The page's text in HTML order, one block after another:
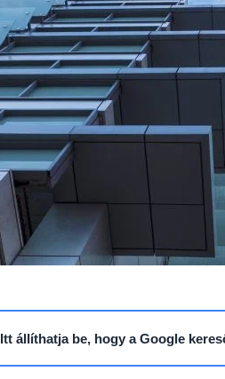
Itt állíthatja be, hogy a Google